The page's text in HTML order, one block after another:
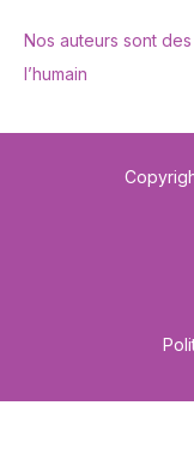
Nos auteurs sont
l’humain